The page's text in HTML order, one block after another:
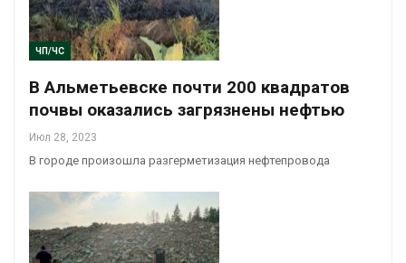
ЧП/ЧС
В Альметьевске почти 200 квадратов
почвы оказались загрязнены нефтью
Июл 28, 2023
В городе произошла разгерметизация нефтепровода